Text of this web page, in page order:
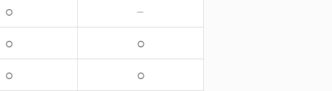
○ －
○ ○
○ ○